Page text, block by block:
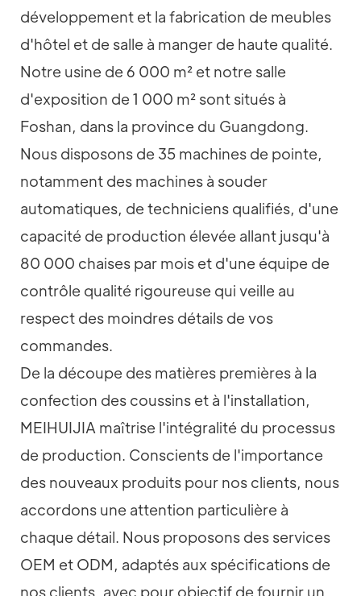
développement et la fabrication de meubles
d'hôtel et de salle à manger de haute qualité.
Notre usine de 6 000 m² et notre salle
d'exposition de 1 000 m² sont situés à
Foshan, dans la province du Guangdong.
Nous disposons de 35 machines de pointe,
notamment des machines à souder
automatiques, de techniciens qualifiés, d'une
capacité de production élevée allant jusqu'à
80 000 chaises par mois et d'une équipe de
contrôle qualité rigoureuse qui veille au
respect des moindres détails de vos
commandes.
De la découpe des matières premières à la
confection des coussins et à l'installation,
MEIHUIJIA maîtrise l'intégralité du processus
de production. Conscients de l'importance
des nouveaux produits pour nos clients, nous
accordons une attention particulière à
chaque détail. Nous proposons des services
OEM et ODM, adaptés aux spécifications de
nos clients, avec pour objectif de fournir un